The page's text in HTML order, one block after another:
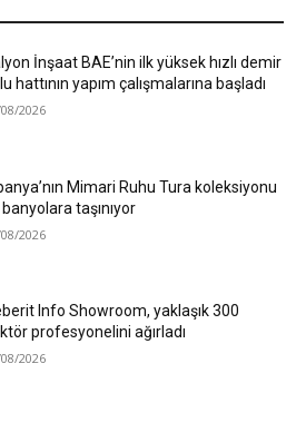
İnşaat BAE’nin ilk yüksek hızlı demir
hattının yapım çalışmalarına başladı
2026
Mimari Ruhu Tura koleksiyonu
taşınıyor
2026
Info Showroom, yaklaşık 300
profesyonelini ağırladı
2026